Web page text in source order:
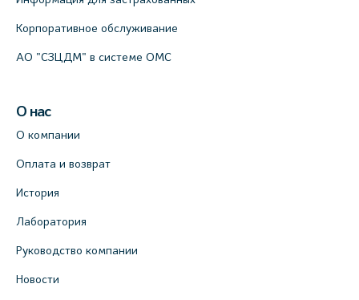
Корпоративное обслуживание
АО "СЗЦДМ" в системе ОМС
О нас
О компании
Оплата и возврат
История
Лаборатория
Руководство компании
Новости